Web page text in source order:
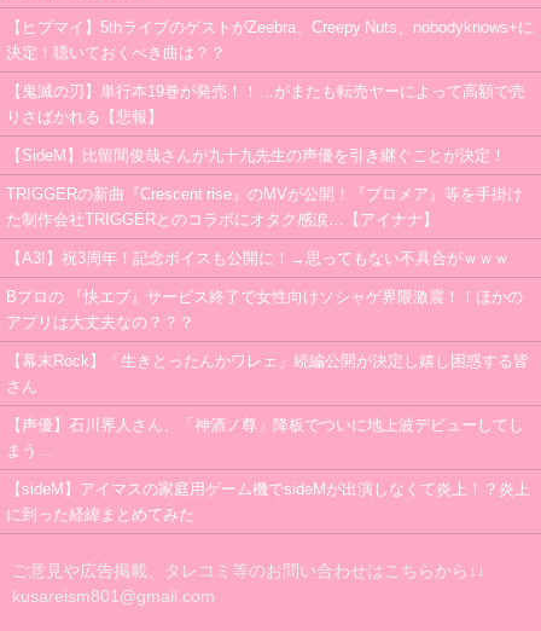
【ヒプマイ】5thライブのゲストがZeebra、Creepy Nuts、nobodyknows+に
決定！聴いておくべき曲は？？
【鬼滅の刃】単行本19巻が発売！！…がまたも転売ヤーによって高額で売
りさばかれる【悲報】
【SideM】比留間俊哉さんが九十九先生の声優を引き継ぐことが決定！
TRIGGERの新曲『Crescent rise』のMVが公開！『プロメア』等を手掛け
た制作会社TRIGGERとのコラボにオタク感涙…【アイナナ】
【A3!】祝3周年！記念ボイスも公開に！→思ってもない不具合がｗｗｗ
Bプロの 『快エブ』サービス終了で女性向けソシャゲ界隈激震！！ほかの
アプリは大丈夫なの？？？
【幕末Rock】「生きとったんかワレェ」続編公開が決定し嬉し困惑する皆
さん
【声優】石川界人さん、「神酒ノ尊」降板でついに地上波デビューしてし
まう…
【sideM】アイマスの家庭用ゲーム機でsideMが出演しなくて炎上！？炎上
に到った経緯まとめてみた
ご意見や広告掲載、タレコミ等のお問い合わせはこちらから↓↓
kusareism801@gmail.com